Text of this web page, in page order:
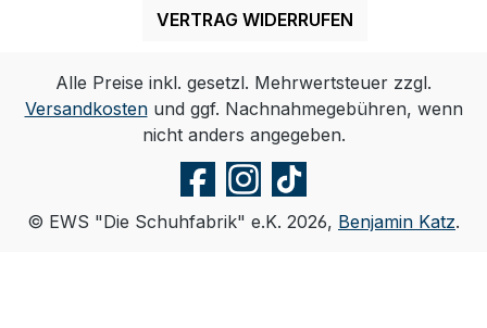
VERTRAG WIDERRUFEN
Alle Preise inkl. gesetzl. Mehrwertsteuer zzgl.
Versandkostenund ggf. Nachnahmegebühren, wenn
nicht anders angegeben.
© EWS "Die Schuhfabrik" e.K. 2026, Benjamin Katz.